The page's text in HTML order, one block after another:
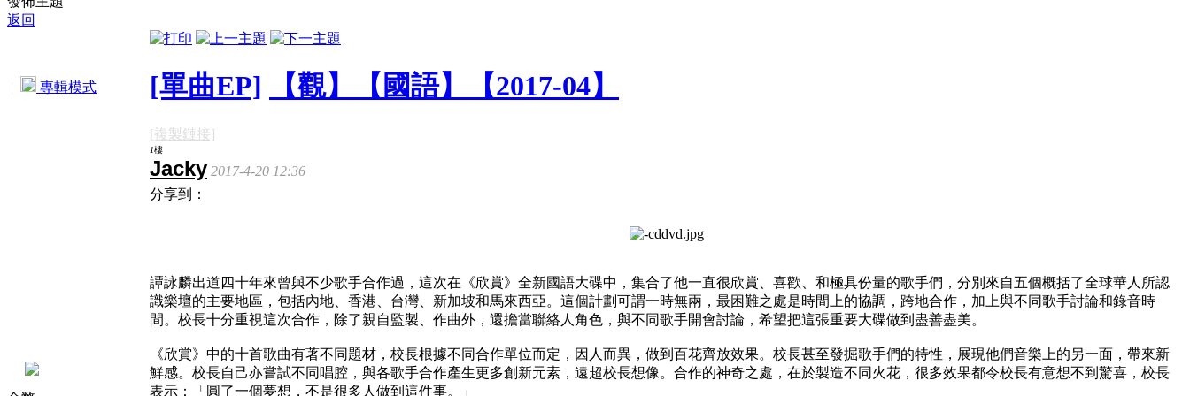
返回
| 專輯模式 [單曲EP] 【觀】【國語】【2017-04】
[複製鏈接]
1樓
Jacky 2017-4-20 12:36
分享到：
譚詠麟出道四十年來曾與不少歌手合作過，這次在《欣賞》全新國語大碟中，集合了他一直很欣賞、喜歡、和極具份量的歌手們，分別來自五個概括了全球華人所認
識樂壇的主要地區，包括內地、香港、台灣、新加坡和馬來西亞。這個計劃可謂一時無兩，最困難之處是時間上的協調，跨地合作，加上與不同歌手討論和錄音時
間。校長十分重視這次合作，除了親自監製、作曲外，還擔當聯絡人角色，與不同歌手開會討論，希望把這張重要大碟做到盡善盡美。
《欣賞》中的十首歌曲有著不同題材，校長根據不同合作單位而定，因人而異，做到百花齊放效果。校長甚至發掘歌手們的特性，展現他們音樂上的另一面，帶來新
鮮感。校長自己亦嘗試不同唱腔，與各歌手合作產生更多創新元素，遠超校長想像。合作的神奇之處，在於製造不同火花，很多效果都令校長有意想不到驚喜，校長
表示：「圓了一個夢想，不是很多人做到這件事。」